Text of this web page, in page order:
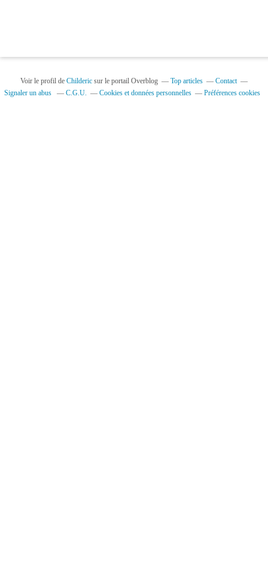
Voir le profil de Childeric sur le portail Overblog Top articles
Contact
Signaler un abus
C.G.U. Cookies et données personnelles Préférences cookies